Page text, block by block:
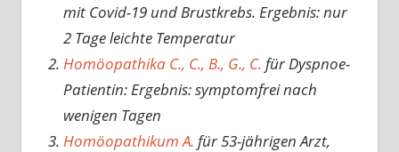
mit Covid-19 und Brustkrebs. Ergebnis: nur
2 Tage leichte Temperatur
Homöopathika C., C., B., G., C. für Dyspnoe-
Patientin: Ergebnis: symptomfrei nach
wenigen Tagen
Homöopathikum A. für 53-jährigen Arzt,